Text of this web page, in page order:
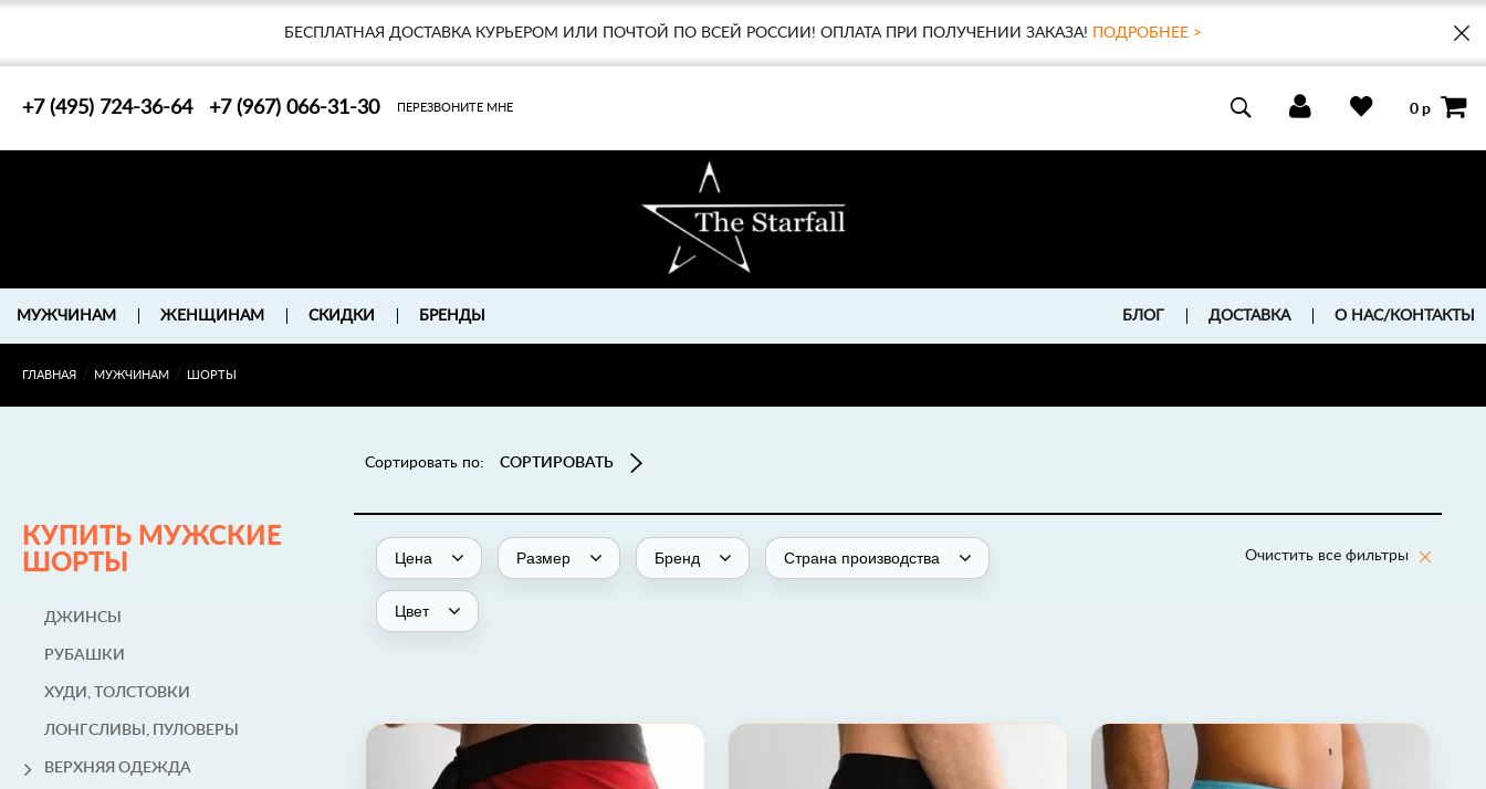
БЕСПЛАТНАЯ ДОСТАВКА КУРЬЕРОМ ИЛИ ПОЧТОЙ ПО ВСЕЙ РОССИИ! ОПЛАТА ПРИ ПОЛУЧЕНИИ ЗАКАЗА! ПОДРОБНЕЕ >
+7 (495) 724-36-64 +7 (967) 066-31-30 ПЕРЕЗВОНИТЕ МНЕ 0 р
МУЖЧИНАМ ЖЕНЩИНАМ СКИДКИ БРЕНДЫ БЛОГ ДОСТАВКА О НАС/КОНТАКТЫ
ГЛАВНАЯ МУЖЧИНАМ ШОРТЫ
КУПИТЬ МУЖСКИЕ
ШОРТЫ
ДЖИНСЫ
РУБАШКИ
ХУДИ, ТОЛСТОВКИ
ЛОНГСЛИВЫ, ПУЛОВЕРЫ
ВЕРХНЯЯ ОДЕЖДА
Сортировать по: СОРТИРОВАТЬ
Цена Размер Бренд Страна производства
Цвет
Очистить все фильтры
Шорты Apache Garage Boardshort Affliction Шорты Tri Pride Boardshort Affliction Шорты Rebel Chief Boardshort